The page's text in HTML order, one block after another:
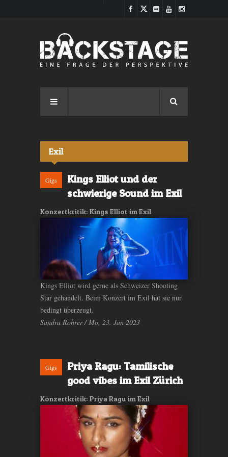
Exil
Gigs
Kings Elliot und der
schwierige Sound im Exil
Konzertkritik: Kings Elliot im Exil
Kings Elliot wird gerne als Schweizer Shooting
Star gehandelt. Beim Konzert im Exil hat sie nur
bedingt überzeugt.
Sandra Rohrer / Mo, 23. Jan 2023
Gigs
Priya Ragu: Tamilische
good vibes im Exil Zürich
Konzertkritik: Priya Ragu im Exil